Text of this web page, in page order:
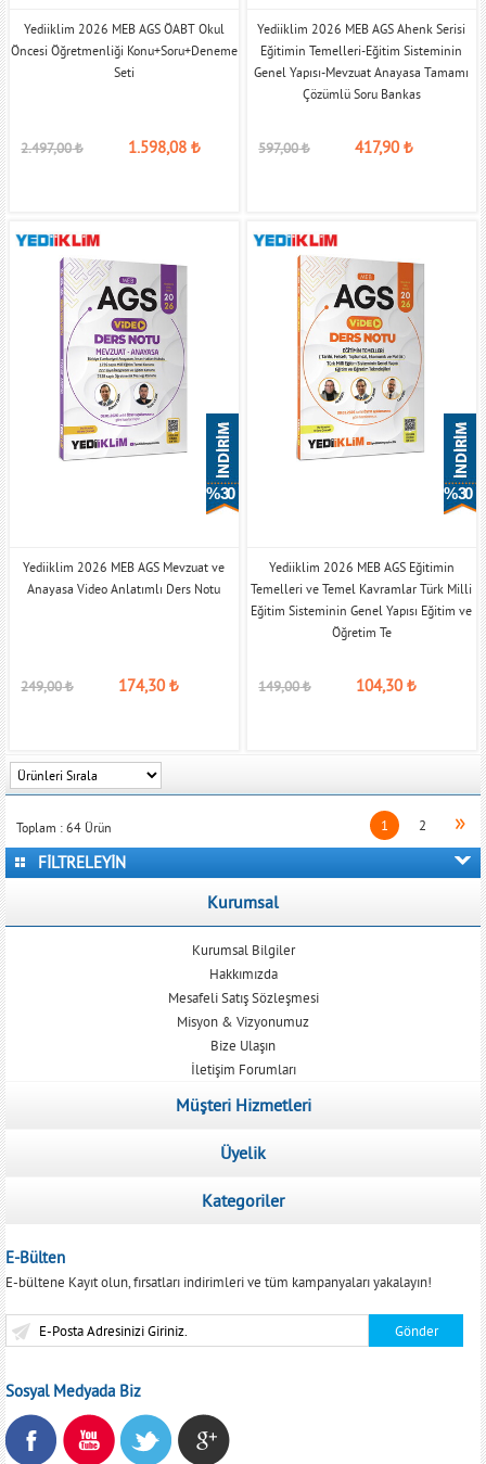
Yediiklim 2026 MEB AGS ÖABT Okul
Öncesi Öğretmenliği Konu+Soru+Deneme
Seti
2.497,00₺ 1.598,08 ₺
Yediiklim 2026 MEB AGS Ahenk Serisi
Eğitimin Temelleri-Eğitim Sisteminin
Genel Yapısı-Mevzuat Anayasa Tamamı
Çözümlü Soru Bankas
597,00₺ 417,90₺
% 30
Yediiklim 2026 MEB AGS Mevzuat ve
Anayasa Video Anlatımlı Ders Notu
249,00₺ 174,30₺
% 30
Yediiklim 2026 MEB AGS Eğitimin
Temelleri ve Temel Kavramlar Türk Milli
Eğitim Sisteminin Genel Yapısı Eğitim ve
Öğretim Te
149,00₺ 104,30₺
Toplam : 64 Ürün 1 2 »
FİLTRELEYİN
Kurumsal
Kurumsal Bilgiler
Hakkımızda
Mesafeli Satış Sözleşmesi
Misyon & Vizyonumuz
Bize Ulaşın
İletişim Forumları
Müşteri Hizmetleri
Üyelik
Kategoriler
E-Bülten
E-bültene Kayıt olun, fırsatları indirimleri ve tüm kampanyaları yakalayın!
Sosyal Medyada Biz